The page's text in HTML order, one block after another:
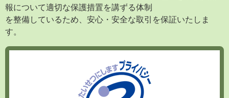
を整備しているため、安心・安全な取引を保証いたしま
す。